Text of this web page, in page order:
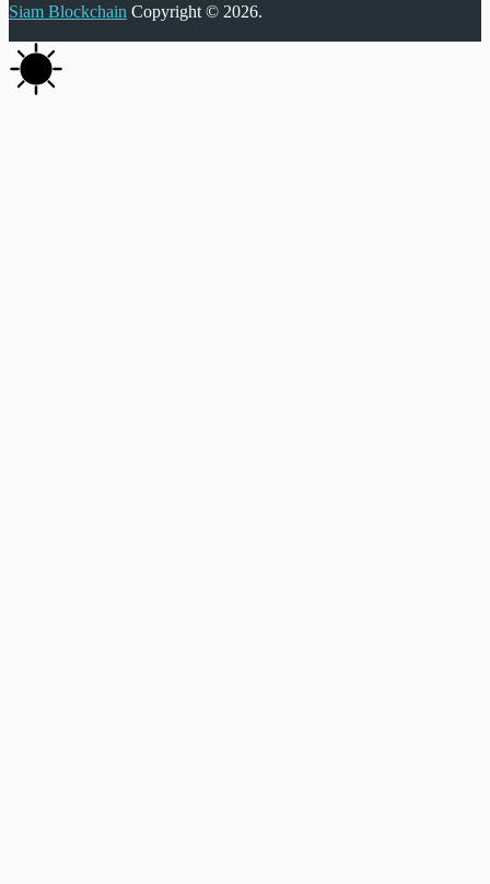
Siam Blockchain Copyright © 2026.